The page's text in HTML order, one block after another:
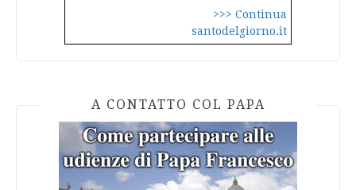
>>> Continua
santodelgiorno.it
A CONTATTO COL PAPA